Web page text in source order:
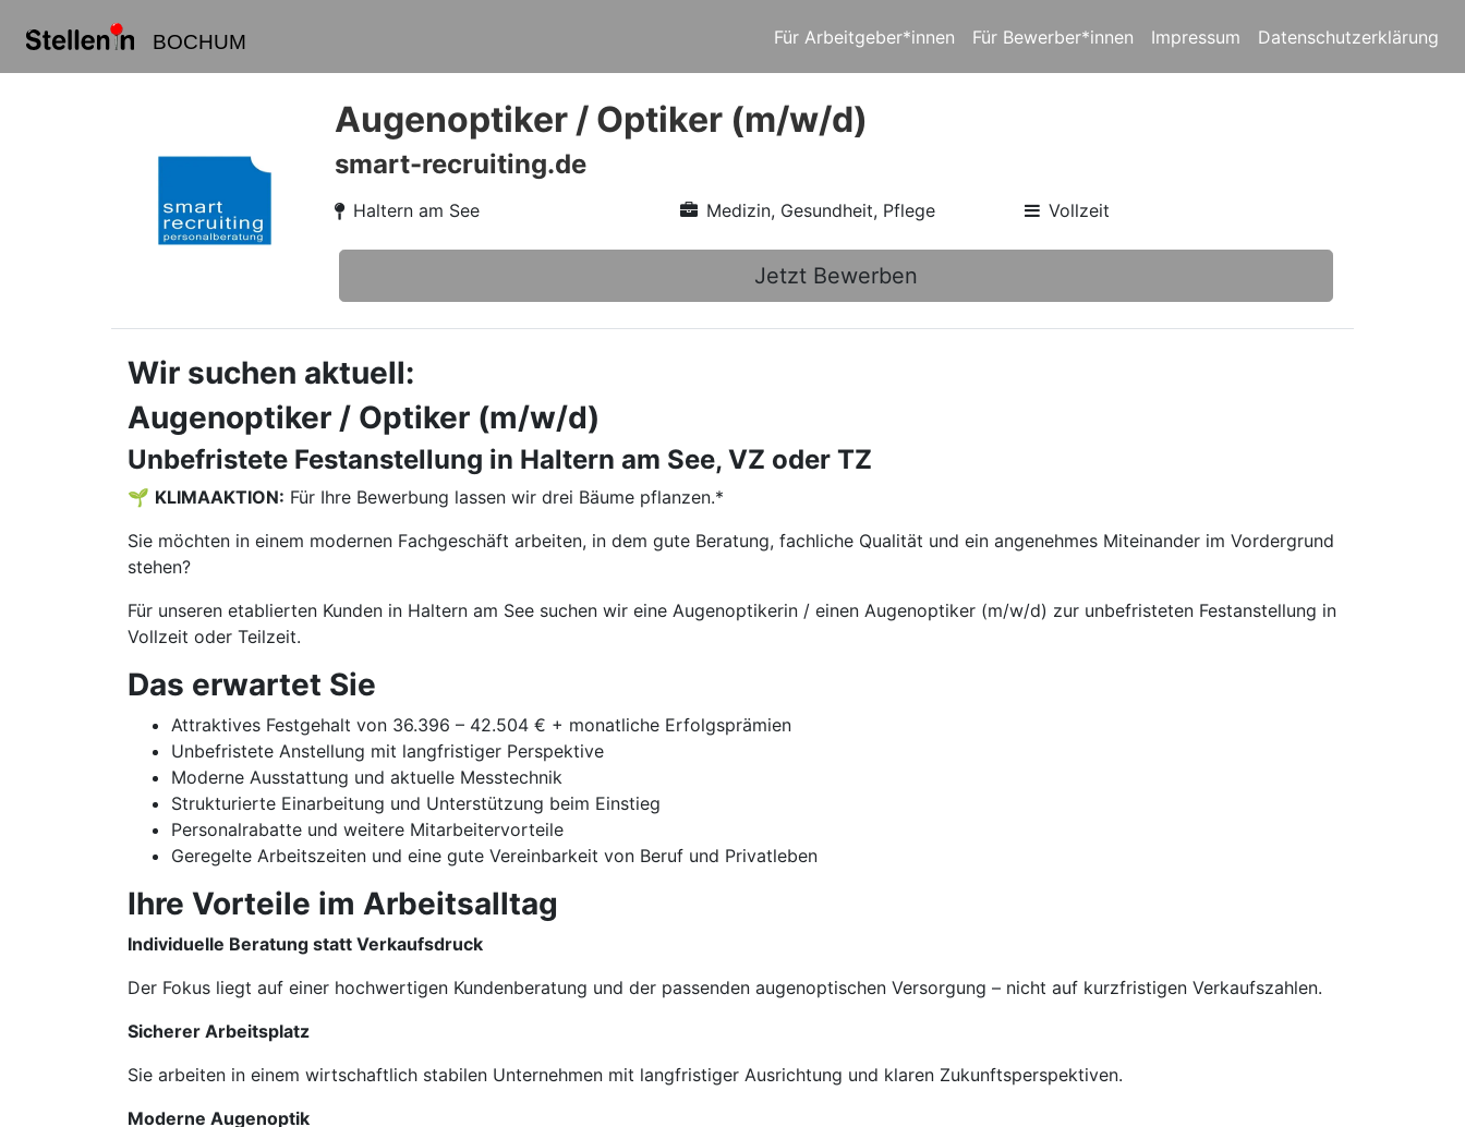
BOCHUM Für Arbeitgeber*innen Für Bewerber*innen Impressum Datenschutzerklärung
Augenoptiker / Optiker (m/w/d)
smart-recruiting.de
Haltern am See Medizin, Gesundheit, Pflege Vollzeit
Jetzt Bewerben
Wir suchen aktuell:
Augenoptiker / Optiker (m/w/d)
Unbefristete Festanstellung in Haltern am See, VZ oder TZ
🌱 KLIMAAKTION: Für Ihre Bewerbung lassen wir drei Bäume pflanzen.*
Sie möchten in einem modernen Fachgeschäft arbeiten, in dem gute Beratung, fachliche Qualität und ein angenehmes Miteinander im Vordergrund
stehen?
Für unseren etablierten Kunden in Haltern am See suchen wir eine Augenoptikerin / einen Augenoptiker (m/w/d) zur unbefristeten Festanstellung in
Vollzeit oder Teilzeit.
Das erwartet Sie
Attraktives Festgehalt von 36.396 – 42.504 € + monatliche Erfolgsprämien
Unbefristete Anstellung mit langfristiger Perspektive
Moderne Ausstattung und aktuelle Messtechnik
Strukturierte Einarbeitung und Unterstützung beim Einstieg
Personalrabatte und weitere Mitarbeitervorteile
Geregelte Arbeitszeiten und eine gute Vereinbarkeit von Beruf und Privatleben
Ihre Vorteile im Arbeitsalltag
Individuelle Beratung statt Verkaufsdruck
Der Fokus liegt auf einer hochwertigen Kundenberatung und der passenden augenoptischen Versorgung – nicht auf kurzfristigen Verkaufszahlen.
Sicherer Arbeitsplatz
Sie arbeiten in einem wirtschaftlich stabilen Unternehmen mit langfristiger Ausrichtung und klaren Zukunftsperspektiven.
Moderne Augenoptik